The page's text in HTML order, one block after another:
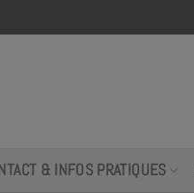
& INFOS PRATIQUES